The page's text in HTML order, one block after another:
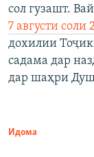
сол гузашт.
7 августи соли
дохилии
садама дар
дар шаҳри
Идома